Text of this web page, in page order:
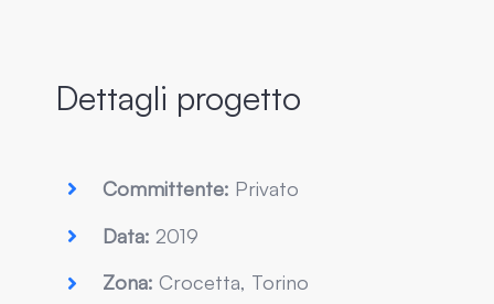
Dettagli progetto
Committente: Privato
Data: 2019
Zona: Crocetta, Torino